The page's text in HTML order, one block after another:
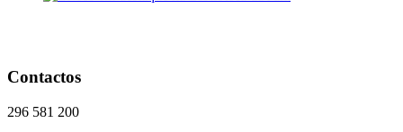
Contactos
296 581 200